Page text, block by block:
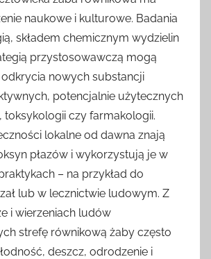
naukowe i kulturowe. Badania
składem chemicznym wydzielin
przystosowawczą mogą
nowych substancji
potencjalnie użytecznych
, toksykologii czy farmakologii.
lokalne od dawna znają
płazów i wykorzystują je w
– na przykład do
lub w lecznictwie ludowym. Z
i wierzeniach ludów
strefę równikową żaby często
deszcz, odrodzenie i